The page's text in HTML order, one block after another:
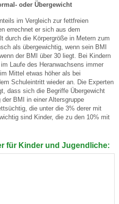
oder Übergewicht
im Vergleich zur fettfreien
errechnet er sich aus dem
durch die Körpergröße in Metern zum
als übergewichtig, wenn sein BMI
der BMI über 30 liegt. Bei Kindern
Laufe des Heranwachsens immer
Mittel etwas höher als bei
Schuleintritt wieder an. Die Experten
dass sich die Begriffe Übergewicht
BMI in einer Altersgruppe
die unter die 3% derer mit
sind Kinder, die zu den 10% mit
für Kinder und Jugendliche: